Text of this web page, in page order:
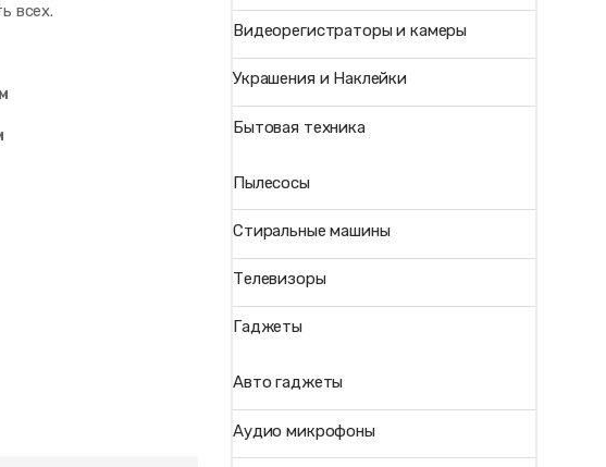
всех.
Видеорегистраторы и камеры
Украшения и Наклейки
Бытовая техника
Пылесосы
Стиральные машины
Телевизоры
Гаджеты
Авто гаджеты
Аудио микрофоны